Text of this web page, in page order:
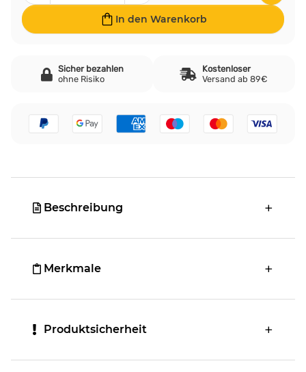
In den Warenkorb
Sicher bezahlen
ohne Risiko
Kostenloser
Versand ab 89€
Beschreibung
Merkmale
Produktsicherheit